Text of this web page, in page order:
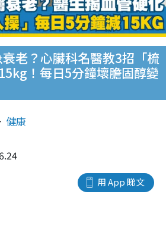
老？心臟科名醫教3招「梳
！每日5分鐘壞膽固醇變
健康
用 App 睇文